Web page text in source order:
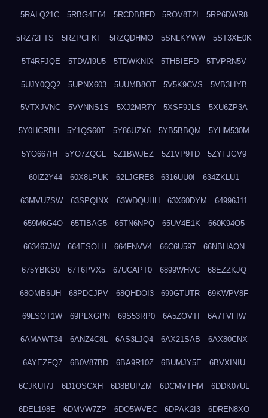
5RALQ21C 5RBG4E64 5RCDBBFD 5ROV8T2I 5RP6DWR8
5RZ72FTS 5RZPCFKF 5RZQDHMO 5SNLKYWW 5ST3XE0K
5T4RFJQE 5TDWI9U5 5TDWKNIX 5THBIEFD 5TVPRN5V
5UJY0QQ2 5UPNX603 5UUMB8OT 5V5K9CVS 5VB3LIYB
5VTXJVNC 5VVNNS1S 5XJ2MR7Y 5XSF9JLS 5XU6ZP3A
5Y0HCRBH 5Y1QS60T 5Y86UZX6 5YB5BBQM 5YHM530M
5YO667IH 5YO7ZQGL 5Z1BWJEZ 5Z1VP9TD 5ZYFJGV9
60IZ2Y44 60X8LPUK 62LJGRE8 6316UU0I 634ZKLU1
63MVU7SW 63SPQINX 63WDQUHH 63X60DYM 64996J11
659M6G4O 65TIBAG5 65TN6NPQ 65UV4E1K 660K94O5
663467JW 664ESOLH 664FNVV4 66C6U597 66NBHAON
675YBKS0 67T6PVX5 67UCAPT0 6899WHVC 68EZZKJQ
68OMB6UH 68PDCJPV 68QHDOI3 699GTUTR 69KWPV8F
69LSOT1W 69PLXGPN 69S53RP0 6A5ZOVTI 6A7TVFIW
6AMAWT34 6ANZ4C8L 6AS3LJQ4 6AX21SAB 6AX80CNX
6AYEZFQ7 6B0V87BD 6BA9R10Z 6BUMJY5E 6BVXINIU
6CJKUI7J 6D1OSCXH 6D8BUPZM 6DCMVTHM 6DDK07UL
6DEL198E 6DMVW7ZP 6DO5WVEC 6DPAK2I3 6DREN8XO